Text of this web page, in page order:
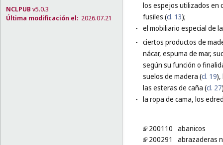
NCLPUB v5.0.3
Última modificación el: 2026.07.21
los espejos utilizados en
fusiles (cl. 13);
- el mobiliario especial de
- ciertos productos de
nácar, espuma de mar,
según su función o
suelos de madera (cl. 19),
las esteras de caña (cl. 27
- la ropa de cama, los
200110 abanicos
200291
abrazaderas